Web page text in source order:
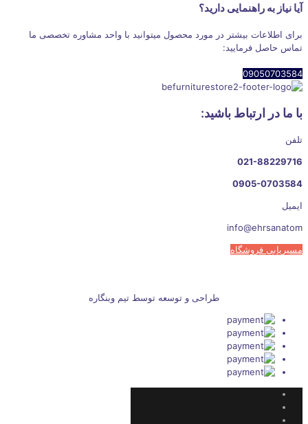
آیا نیاز به راهنمایی دارید؟
برای اطلاعات بیشتر در مورد محصول میتوانید با واحد مشاوره تخصصی ما
تماس حاصل فرمایید:
09050703584
با ما در ارتباط باشید:
تلفن
021-88229716
0905-0703584
ایمیل
info@ehrsanatom
مسیریابی فروشگاه
طراحی و توسعه توسط تیم وبنگاره